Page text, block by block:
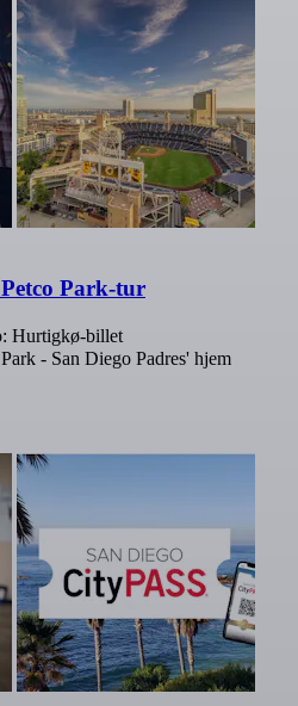
Park-tur
Hurtigkø-billet
- San Diego Padres' hjem